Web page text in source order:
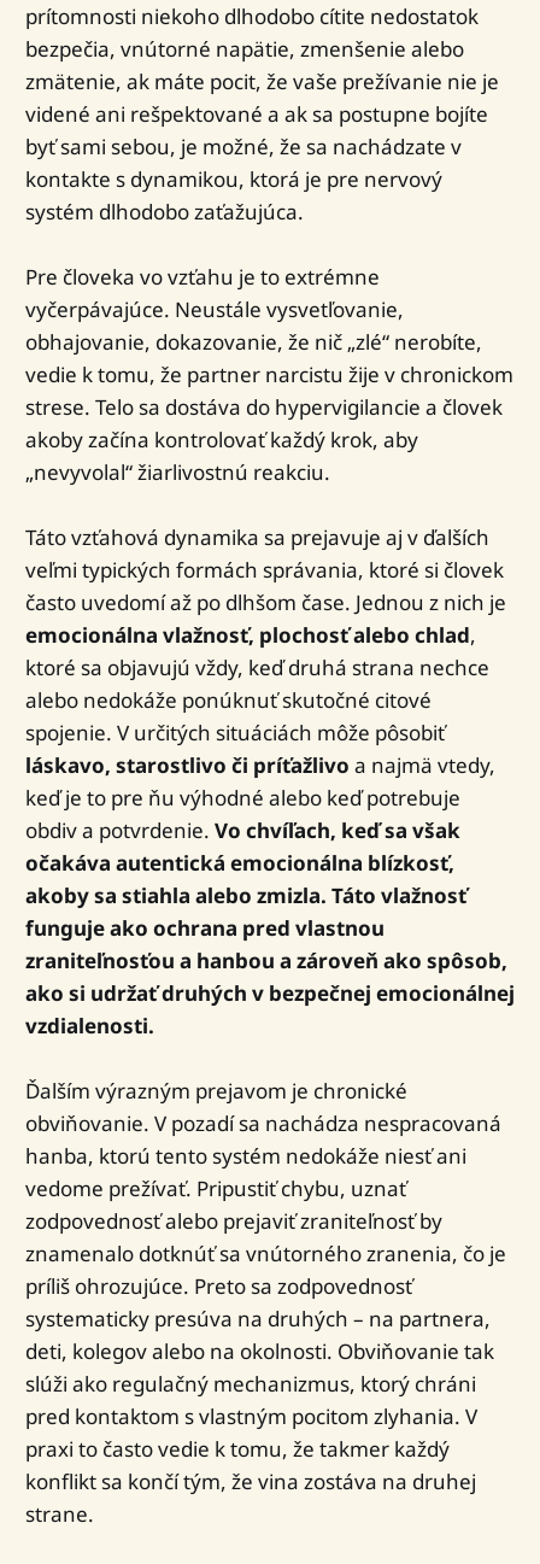
prítomnosti niekoho dlhodobo cítite nedostatok
bezpečia, vnútorné napätie, zmenšenie alebo
zmätenie, ak máte pocit, že vaše prežívanie nie je
videné ani rešpektované a ak sa postupne bojíte
byť sami sebou, je možné, že sa nachádzate v
kontakte s dynamikou, ktorá je pre nervový
systém dlhodobo zaťažujúca.
Pre človeka vo vzťahu je to extrémne
vyčerpávajúce. Neustále vysvetľovanie,
obhajovanie, dokazovanie, že nič „zlé“ nerobíte,
vedie k tomu, že partner narcistu žije v chronickom
strese. Telo sa dostáva do hypervigilancie a človek
akoby začína kontrolovať každý krok, aby
„nevyvolal“ žiarlivostnú reakciu.
Táto vzťahová dynamika sa prejavuje aj v ďalších
veľmi typických formách správania, ktoré si človek
často uvedomí až po dlhšom čase. Jednou z nich je
emocionálna vlažnosť, plochosť alebo chlad,
ktoré sa objavujú vždy, keď druhá strana nechce
alebo nedokáže ponúknuť skutočné citové
spojenie. V určitých situáciách môže pôsobiť
láskavo, starostlivo či príťažlivo a najmä vtedy,
keď je to pre ňu výhodné alebo keď potrebuje
obdiv a potvrdenie. Vo chvíľach, keď sa však
očakáva autentická emocionálna blízkosť,
akoby sa stiahla alebo zmizla. Táto vlažnosť
funguje ako ochrana pred vlastnou
zraniteľnosťou a hanbou a zároveň ako spôsob,
ako si udržať druhých v bezpečnej emocionálnej
vzdialenosti.
Ďalším výrazným prejavom je chronické
obviňovanie. V pozadí sa nachádza nespracovaná
hanba, ktorú tento systém nedokáže niesť ani
vedome prežívať. Pripustiť chybu, uznať
zodpovednosť alebo prejaviť zraniteľnosť by
znamenalo dotknúť sa vnútorného zranenia, čo je
príliš ohrozujúce. Preto sa zodpovednosť
systematicky presúva na druhých – na partnera,
deti, kolegov alebo na okolnosti. Obviňovanie tak
slúži ako regulačný mechanizmus, ktorý chráni
pred kontaktom s vlastným pocitom zlyhania. V
praxi to často vedie k tomu, že takmer každý
konflikt sa končí tým, že vina zostáva na druhej
strane.